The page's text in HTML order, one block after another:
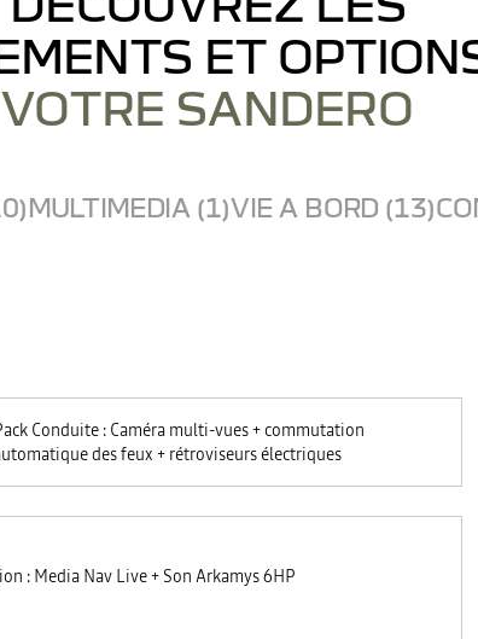
ET
VOTRE SANDERO
MULTIMEDIA (1)VIE A BORD (13)
Conduite : Caméra multi-vues + commutation
des feux + rétroviseurs électriques
: Media Nav Live + Son Arkamys 6HP